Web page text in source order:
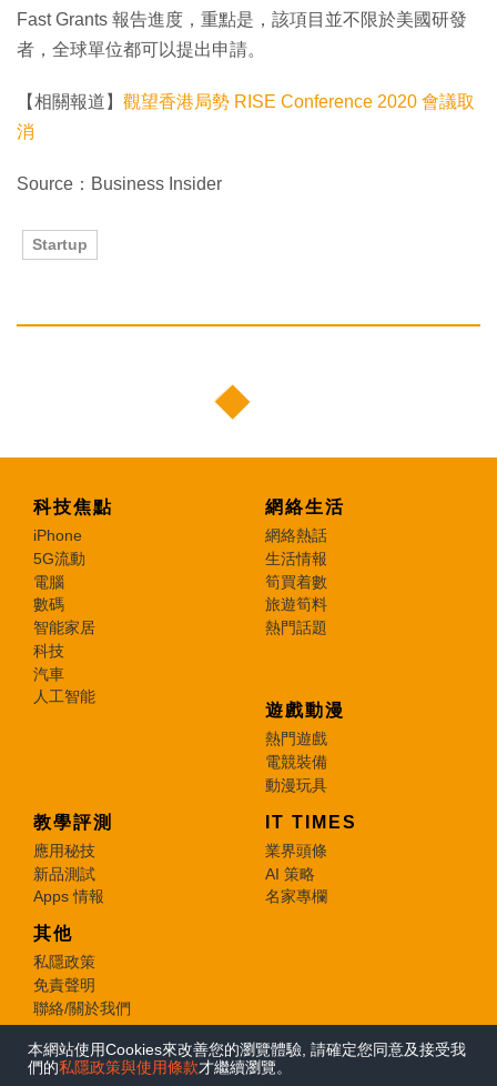
Fast Grants 報告進度，重點是，該項目並不限於美國研發
者，全球單位都可以提出申請。
【相關報道】 觀望香港局勢 RISE Conference 2020 會議取
消
Source：Business Insider
Startup
科技焦點
iPhone
5G流動
電腦
數碼
智能家居
科技
汽車
人工智能
網絡生活
網絡熱話
生活情報
筍買着數
旅遊筍料
熱門話題
遊戲動漫
熱門遊戲
電競裝備
動漫玩具
教學評測
應用秘技
新品測試
Apps 情報
IT TIMES
業界頭條
AI 策略
名家專欄
其他
私隱政策
免責聲明
聯絡/關於我們
© 2026 e-zone. All Rights Reserved.
本網站使用Cookies來改善您的瀏覽體驗, 請確定您同意及接受我
們的私隱政策與使用條款才繼續瀏覽。